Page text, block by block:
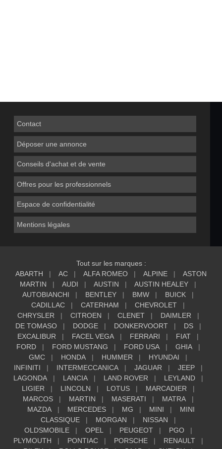
Contact
Déposer une annonce
Conseils d'achat et de vente
Offres pour les professionnels
Espace de confidentialité
Mentions légales
Tout sur les marques :
ABARTH
AC ALFA ROMEO ALPINE
ASTON
MARTIN
AUDI AUSTIN
AUSTIN HEALEY
AUTOBIANCHI
BENTLEY BMW
BUICK
CADILLAC
CATERHAM
CHEVROLET
CHRYSLER
CITROEN CLENET
DAIMLER
DE TOMASO
DODGE DONKERVOORT
DS
EXCALIBUR
FACEL VEGA FERRARI
FIAT
FORD
FORD MUSTANG FORD USA
GHIA
GMC
HONDA HUMMER
HYUNDAI
INFINITI
INTERMECCANICA JAGUAR
JEEP
LAGONDA
LANCIA LAND ROVER
LEYLAND
LIGIER
LINCOLN LOTUS
MARCADIER
MARCOS
MARTIN MASERATI
MATRA
MAZDA
MERCEDES MG MINI
MINI
CLASSIQUE
MORGAN
NISSAN
OLDSMOBILE
OPEL PEUGEOT
PGO
PLYMOUTH
PONTIAC PORSCHE
RENAULT